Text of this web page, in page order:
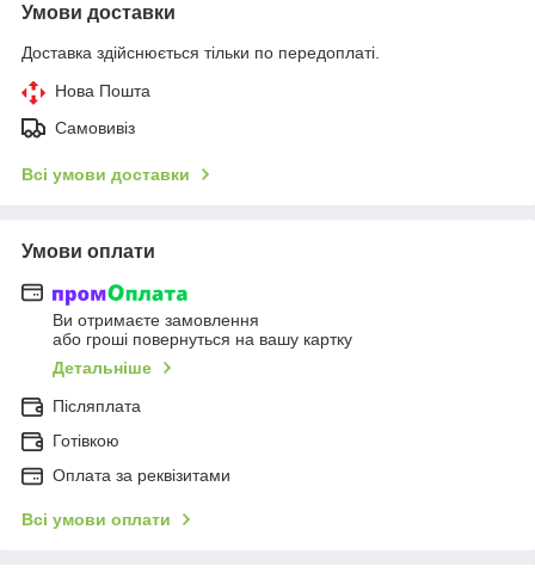
Умови доставки
Доставка здійснюється тільки по передоплаті.
Нова Пошта
Самовивіз
Всі умови доставки
Умови оплати
Ви отримаєте замовлення
або гроші повернуться на вашу картку
Детальніше
Післяплата
Готівкою
Оплата за реквізитами
Всі умови оплати